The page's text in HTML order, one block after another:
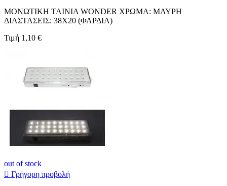
ΜΟΝΩΤΙΚΗ ΤΑΙΝΙΑ WONDER ΧΡΩΜΑ: ΜΑΥΡΗ
ΔΙΑΣΤΑΣΕΙΣ: 38X20 (ΦΑΡΔΙΑ)
Τιμή 1,10 €
out of stock
 Γρήγορη προβολή